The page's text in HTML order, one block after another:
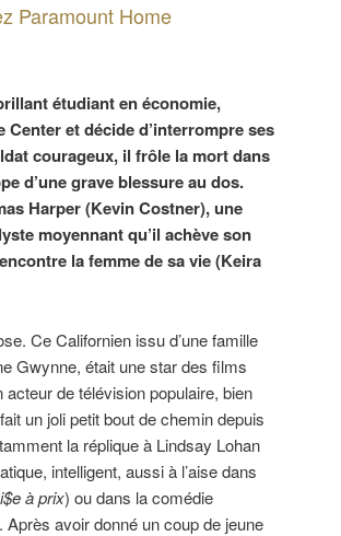
Paramount Home
étudiant en économie,
Center et décide d’interrompre ses
courageux, il frôle la mort dans
d’une grave blessure au dos.
Harper (Kevin Costner), une
moyennant qu’il achève son
la femme de sa vie (Keira
Ce Californien issu d’une famille
Gwynne, était une star des films
de télévision populaire, bien
un joli petit bout de chemin depuis
la réplique à Lindsay Lohan
intelligent, aussi à l’aise dans
à prix) ou dans la comédie
Après avoir donné un coup de jeune